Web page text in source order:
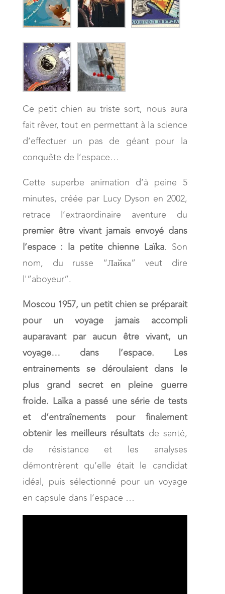
Ce petit chien au triste sort, nous aura
fait rêver, tout en permettant à la science
d’effectuer un pas de géant pour la
conquête de l’espace…
Cette superbe animation d’à peine 5
minutes, créée par Lucy Dyson en 2002,
retrace l’extraordinaire aventure du
premier être vivant jamais envoyé dans
l’espace : la petite chienne Laïka. Son
nom, du russe “Лайка” veut dire
l'”aboyeur”.
Moscou 1957, un petit chien se préparait
pour un voyage jamais accompli
auparavant par aucun être vivant, un
voyage… dans l’espace. Les
entrainements se déroulaient dans le
plus grand secret en pleine guerre
froide. Laïka a passé une série de tests
et d’entraînements pour finalement
obtenir les meilleurs résultats de santé,
de résistance et les analyses
démontrèrent qu’elle était le candidat
idéal, puis sélectionné pour un voyage
en capsule dans l’espace …